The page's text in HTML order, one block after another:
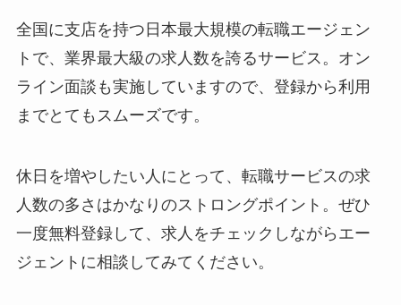
全国に支店を持つ日本最大規模の転職エージェン
トで、業界最大級の求人数を誇るサービス。オン
ライン面談も実施していますので、登録から利用
までとてもスムーズです。
休日を増やしたい人にとって、転職サービスの求
人数の多さはかなりのストロングポイント。ぜひ
一度無料登録して、求人をチェックしながらエー
ジェントに相談してみてください。